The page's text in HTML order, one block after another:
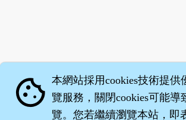
cookie 本網站採用cookies技術提供
覽服務，關閉cookies可能導
覽。您若繼續瀏覽本站，即